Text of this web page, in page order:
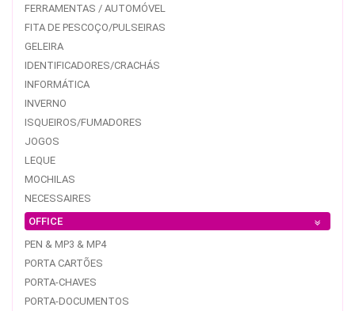
FERRAMENTAS / AUTOMÓVEL
FITA DE PESCOÇO/PULSEIRAS
GELEIRA
IDENTIFICADORES/CRACHÁS
INFORMÁTICA
INVERNO
ISQUEIROS/FUMADORES
JOGOS
LEQUE
MOCHILAS
NECESSAIRES
OFFICE
PEN & MP3 & MP4
PORTA CARTÕES
PORTA-CHAVES
PORTA-DOCUMENTOS